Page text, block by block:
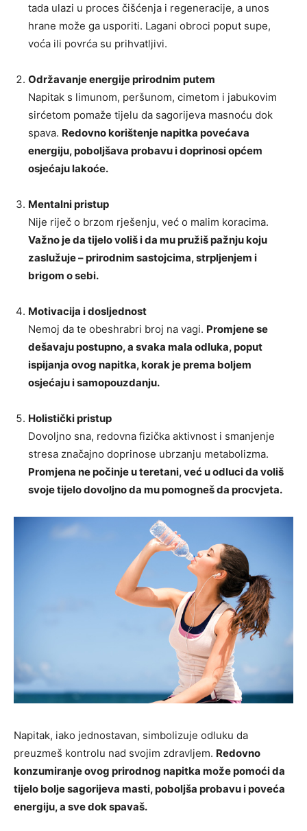
tada ulazi u proces čišćenja i regeneracije, a unos
hrane može ga usporiti. Lagani obroci poput supe,
voća ili povrća su prihvatljivi.
Održavanje energije prirodnim putem
Napitak s limunom, peršunom, cimetom i jabukovim
sirćetom pomaže tijelu da sagorijeva masnoću dok
spava. Redovno korištenje napitka povećava
energiju, poboljšava probavu i doprinosi općem
osjećaju lakoće.
Mentalni pristup
Nije riječ o brzom rješenju, već o malim koracima.
Važno je da tijelo voliš i da mu pružiš pažnju koju
zaslužuje – prirodnim sastojcima, strpljenjem i
brigom o sebi.
Motivacija i dosljednost
Nemoj da te obeshrabri broj na vagi. Promjene se
dešavaju postupno, a svaka mala odluka, poput
ispijanja ovog napitka, korak je prema boljem
osjećaju i samopouzdanju.
Holistički pristup
Dovoljno sna, redovna fizička aktivnost i smanjenje
stresa značajno doprinose ubrzanju metabolizma.
Promjena ne počinje u teretani, već u odluci da voliš
svoje tijelo dovoljno da mu pomogneš da procvjeta.
Napitak, iako jednostavan, simbolizuje odluku da
preuzmeš kontrolu nad svojim zdravljem. Redovno
konzumiranje ovog prirodnog napitka može pomoći da
tijelo bolje sagorijeva masti, poboljša probavu i poveća
energiju, a sve dok spavaš.